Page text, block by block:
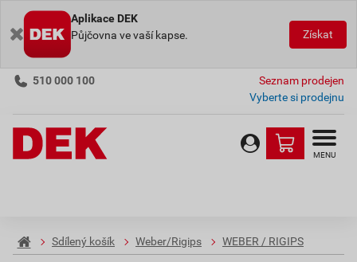
Aplikace DEK
Půjčovna ve vaší kapse.
Získat
510 000 100
Seznam prodejen
Vyberte si prodejnu
MENU
Sdílený košík Weber/Rigips WEBER / RIGIPS